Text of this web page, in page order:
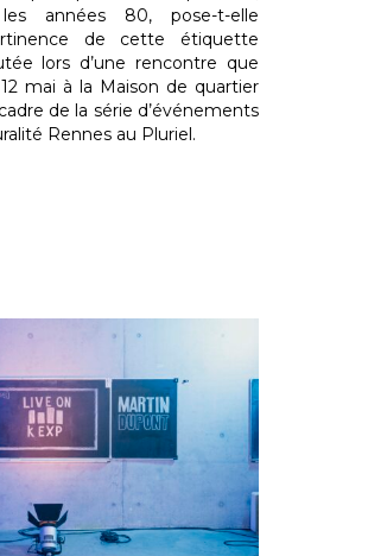
années 80, pose-t-elle
de cette étiquette
lors d’une rencontre que
mai à la Maison de quartier
de la série d’événements
Rennes au Pluriel.